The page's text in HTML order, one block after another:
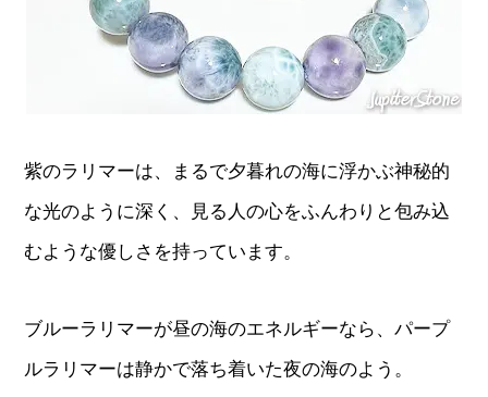
紫のラリマーは、まるで夕暮れの海に浮かぶ神秘的
な光のように深く、見る人の心をふんわりと包み込
むような優しさを持っています。
ブルーラリマーが昼の海のエネルギーなら、パープ
ルラリマーは静かで落ち着いた夜の海のよう。